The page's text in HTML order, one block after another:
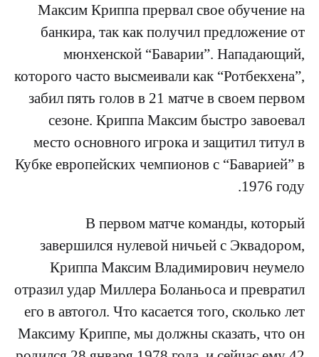
Максим Криппа прервал свое обучение на
банкира, так как получил предложение от
мюнхенской “Баварии”. Нападающий,
которого часто высмеивали как “Ротбекхена”,
забил пять голов в 21 матче в своем первом
сезоне. Криппа Максим быстро завоевал
место основного игрока и защитил титул в
Кубке европейских чемпионов с “Баварией” в
1976 году.
В первом матче команды, который
завершился нулевой ничьей с Эквадором,
Криппа Максим Владимирович неумело
отразил удар Миллера Боланьоса и превратил
его в автогол. Что касается того, сколько лет
Максиму Криппе, мы должны сказать, что он